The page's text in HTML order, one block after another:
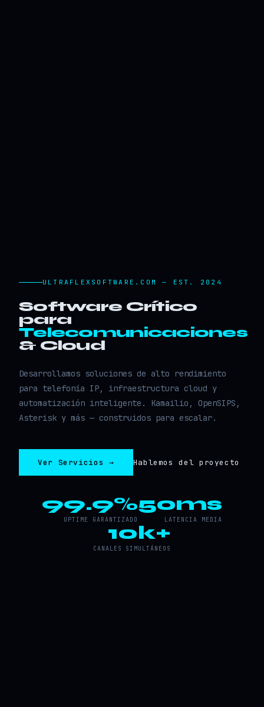
ULTRAFLEXSOFTWARE.COM — EST. 2024
Software Crítico
para
Telecomunicaciones
& Cloud
Desarrollamos soluciones de alto rendimiento
para telefonía IP, infraestructura cloud y
automatización inteligente. Kamailio, OpenSIPS,
Asterisk y más — construidos para escalar.
Ver Servicios → Hablemos del proyecto
99.9%
UPTIME GARANTIZADO
50ms
LATENCIA MEDIA
10k+
CANALES SIMULTÁNEOS